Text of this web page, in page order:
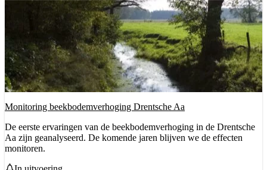
Monitoring beekbodemverhoging Drentsche Aa
De eerste ervaringen van de beekbodemverhoging in de Drentsche
Aa zijn geanalyseerd. De komende jaren blijven we de effecten
monitoren.
Status